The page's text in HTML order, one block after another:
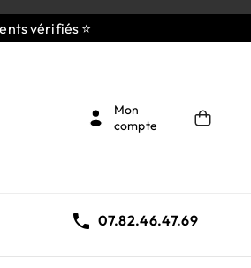
⭐
Mon
compte
 07.82.46.47.69